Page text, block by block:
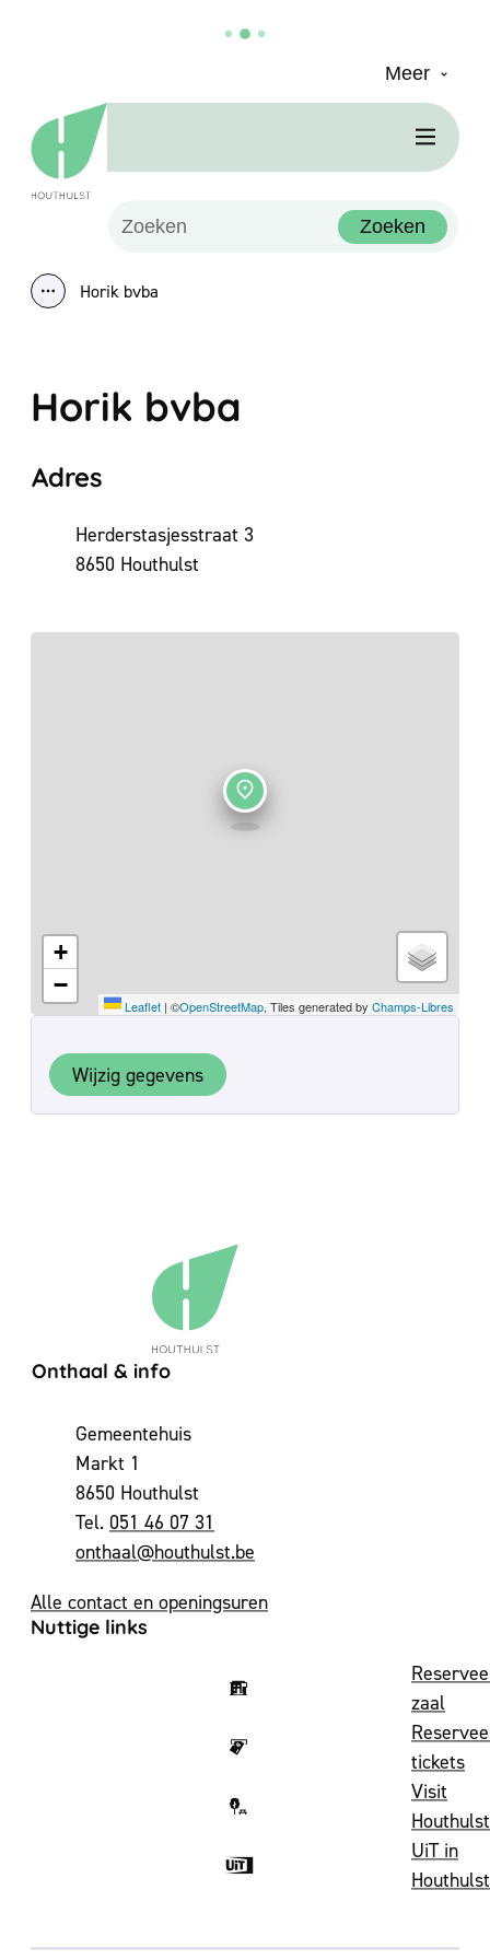
Meer
Houthulst
Waarmee kunnen we jou helpen?
Zoeken
Toon alle broodkruimel items
Horik bvba
Horik bvba
Adres
AdresHerderstasjesstraat 3
,8650 Houthulst
+
−
Leaflet | ©OpenStreetMap, Tiles generated by Champs-Libres
Wijzig gegevens
Contact & openingsuren
Onthaal & info
AdresGemeentehuis
Markt 1
,8650 Houthulst
051 46 07 31
E-mailonthaal@houthulst.be
Alle contact en openingsuren
Nuttige links
zaal
tickets
Visit
Houthulst
UiT in
Houthulst